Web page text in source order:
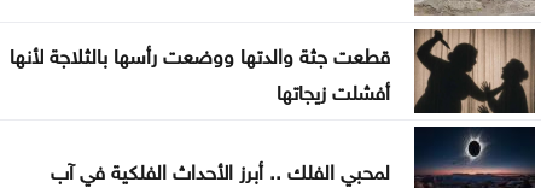
انخفاض مؤشرات الأسهم الأميركية
قطعت جثة والدتها ووضعت رأسها بالثلاجة لأنها
أفشلت زيجاتها
لمحبي الفلك .. أبرز الأحداث الفلكية في آب